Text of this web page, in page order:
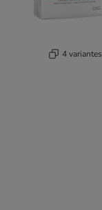
4 variantes